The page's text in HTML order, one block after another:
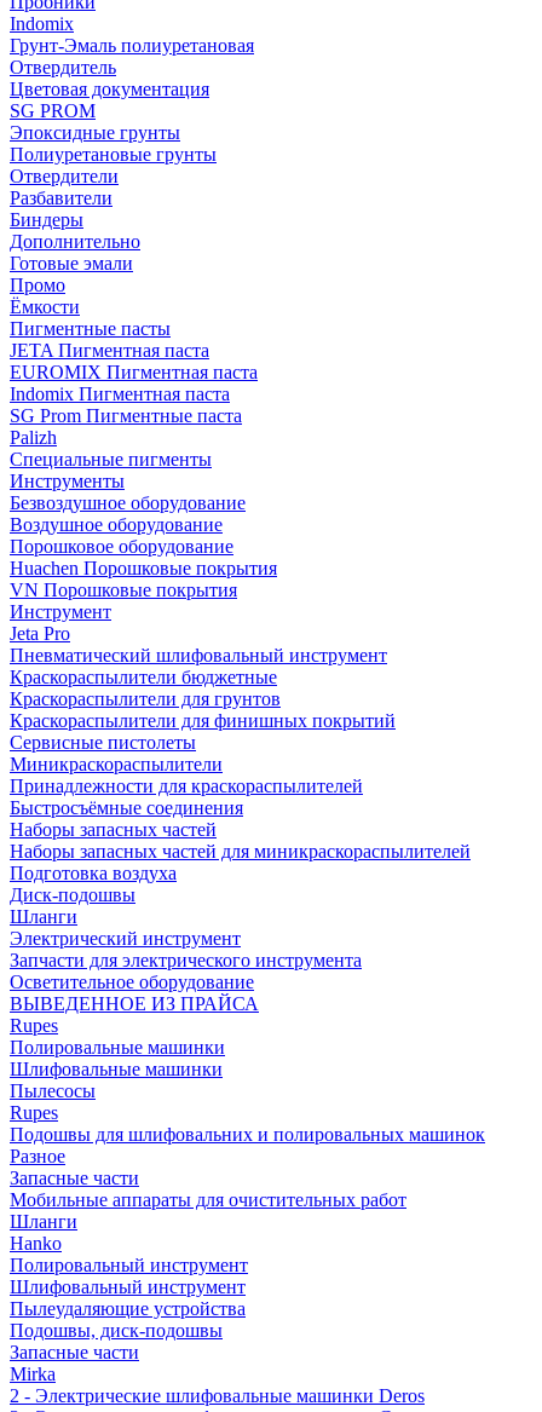
Indomix
Грунт-Эмаль полиуретановая
Отвердитель
Цветовая документация
SG PROM
Эпоксидные грунты
Полиуретановые грунты
Отвердители
Разбавители
Биндеры
Дополнительно
Готовые эмали
Промо
Ёмкости
Пигментные пасты
JETA Пигментная паста
EUROMIX Пигментная паста
Indomix Пигментная паста
SG Prom Пигментные паста
Palizh
Специальные пигменты
Инструменты
Безвоздушное оборудование
Воздушное оборудование
Порошковое оборудование
Huachen Порошковые покрытия
VN Порошковые покрытия
Инструмент
Jeta Pro
Пневматический шлифовальный инструмент
Краскораспылители бюджетные
Краскораспылители для грунтов
Краскораспылители для финишных покрытий
Сервисные пистолеты
Миникраскораспылители
Принадлежности для краскораспылителей
Быстросъёмные соединения
Наборы запасных частей
Наборы запасных частей для миникраскораспылителей
Подготовка воздуха
Диск-подошвы
Шланги
Электрический инструмент
Запчасти для электрического инструмента
Осветительное оборудование
ВЫВЕДЕННОЕ ИЗ ПРАЙСА
Rupes
Полировальные машинки
Шлифовальные машинки
Пылесосы
Rupes
Подошвы для шлифовальних и полировальных машинок
Разное
Запасные части
Мобильные аппараты для очистительных работ
Шланги
Hanko
Полировальный инструмент
Шлифовальный инструмент
Пылеудаляющие устройства
Подошвы, диск-подошвы
Запасные части
Mirka
2 - Электрические шлифовальные машинки Deros